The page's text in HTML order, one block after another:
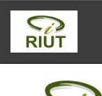
Skip
navigation